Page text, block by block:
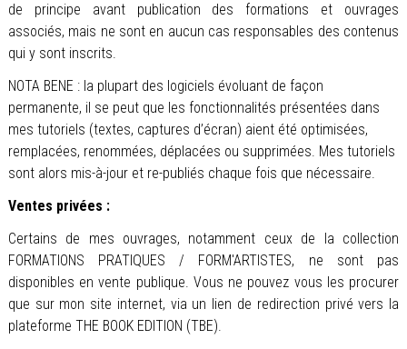
de principe avant publication des formations et ouvrages
associés, mais ne sont en aucun cas responsables des contenus
qui y sont inscrits.
NOTA BENE : la plupart des logiciels évoluant de façon
permanente, il se peut que les fonctionnalités présentées dans
mes tutoriels (textes, captures d’écran) aient été optimisées,
remplacées, renommées, déplacées ou supprimées. Mes tutoriels
sont alors mis-à-jour et re-publiés chaque fois que nécessaire.
Ventes privées :
Certains de mes ouvrages, notamment ceux de la collection
FORMATIONS PRATIQUES / FORM'ARTISTES, ne sont pas
disponibles en vente publique. Vous ne pouvez vous les procurer
que sur mon site internet, via un lien de redirection privé vers la
plateforme THE BOOK EDITION (TBE).